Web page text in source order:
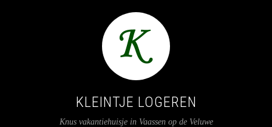
KLEINTJE LOGEREN
Knus vakantiehuisje in Vaassen op de Veluwe